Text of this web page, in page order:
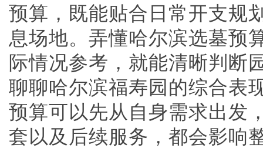
预算，既能贴合日常开支规
息场地。弄懂哈尔滨选墓预
际情况参考，就能清晰判断
聊聊哈尔滨福寿园的综合表
预算可以先从自身需求出发
套以及后续服务，都会影响